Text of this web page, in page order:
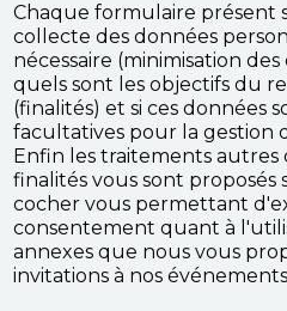
Chaque formulaire présent
collecte des données
nécessaire (minimisation
quels sont les objectifs du
(finalités) et si ces données
facultatives pour la gestion
Enfin les traitements autres
finalités vous sont proposés
cocher vous permettant
consentement quant à
annexes que nous vous
invitations à nos